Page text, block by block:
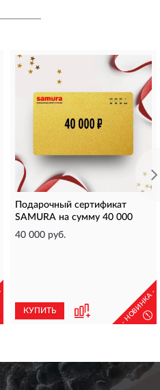
Подарочный сертификат
SAMURA на сумму 40 000
40 000 руб.
КУПИТЬ - НОВИНКА -
!